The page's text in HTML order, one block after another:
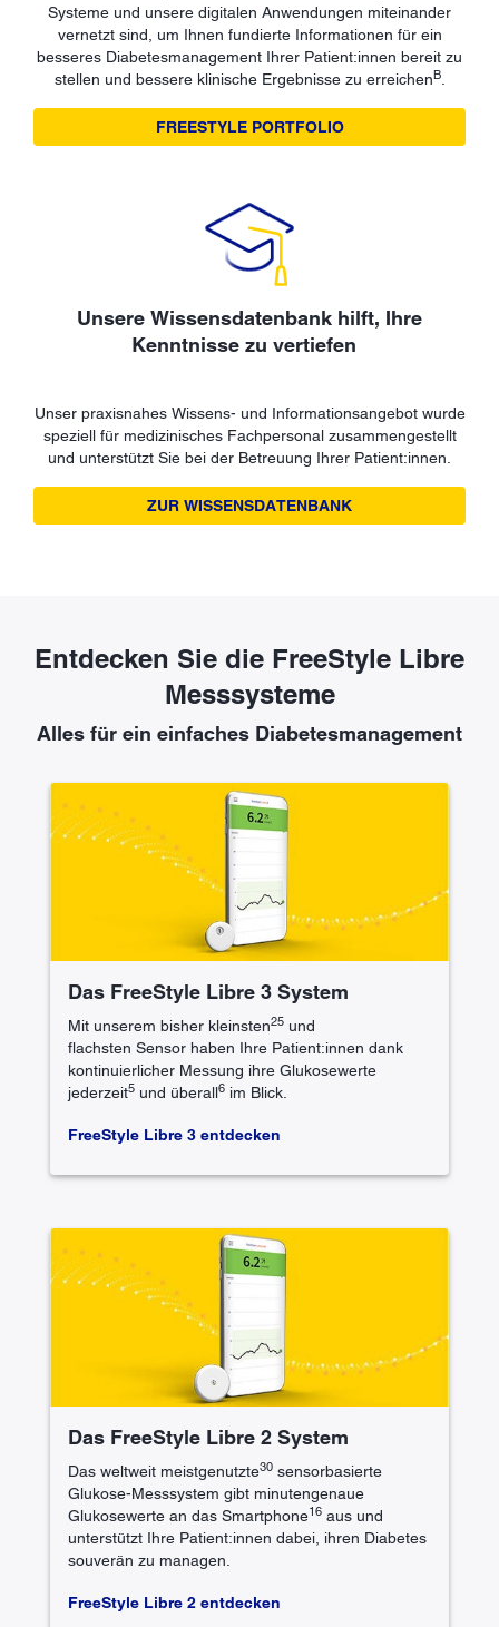
Systeme und unsere digitalen Anwendungen miteinander
vernetzt sind, um Ihnen fundierte Informationen für ein
besseres Diabetesmanagement Ihrer Patient:innen bereit zu
stellen und bessere klinische Ergebnisse zu erreichenB.
FREESTYLE PORTFOLIO
Unsere Wissensdatenbank hilft, Ihre
Kenntnisse zu vertiefen
Unser praxisnahes Wissens- und Informationsangebot wurde
speziell für medizinisches Fachpersonal zusammengestellt
und unterstützt Sie bei der Betreuung Ihrer Patient:innen.
ZUR WISSENSDATENBANK
Entdecken Sie die FreeStyle Libre
Messsysteme
Alles für ein einfaches Diabetesmanagement
Das FreeStyle Libre 3 System
Mit unserem bisher kleinsten25 und
flachsten Sensor haben Ihre Patient:innen dank
kontinuierlicher Messung ihre Glukosewerte
jederzeit5 und überall6 im Blick.
FreeStyle Libre 3 entdecken
Das FreeStyle Libre 2 System
Das weltweit meistgenutzte30 sensorbasierte
Glukose-Messsystem gibt minutengenaue
Glukosewerte an das Smartphone16 aus und
unterstützt Ihre Patient:innen dabei, ihren Diabetes
souverän zu managen.
FreeStyle Libre 2 entdecken